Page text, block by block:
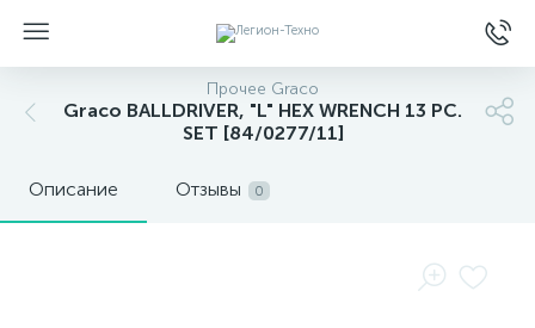
Прочее Graco
Graco BALLDRIVER, "L" HEX WRENCH 13 PC.
SET [84/0277/11]
Описание Отзывы 0